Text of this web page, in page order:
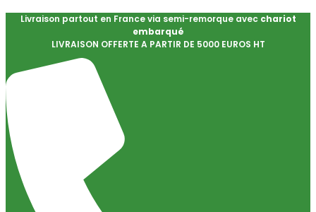
Livraison partout en France via semi-remorque avec chariot
embarqué
LIVRAISON OFFERTE A PARTIR DE 5000 EUROS HT